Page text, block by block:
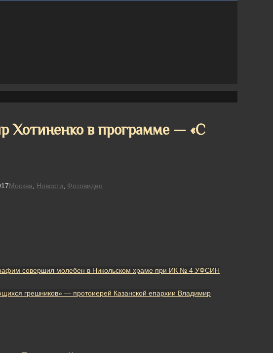
Хотиненко в программе — «С
Москва Новости Фотовидео
совершил молебен в Никольском храме при ИК № 4 УФСИН
грешников» — протоиерей Казанской епархии Владимир